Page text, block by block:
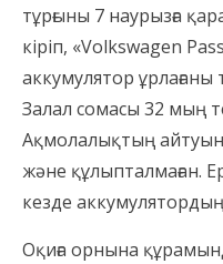
тұрғыны 7 наурызға
кіріп, «Volkswagen
аккумулятор ұрлағаны
Залал сомасы 32 мың
Ақмолалықтың
және құлыпталмаған.
кезде
Оқиға орнына